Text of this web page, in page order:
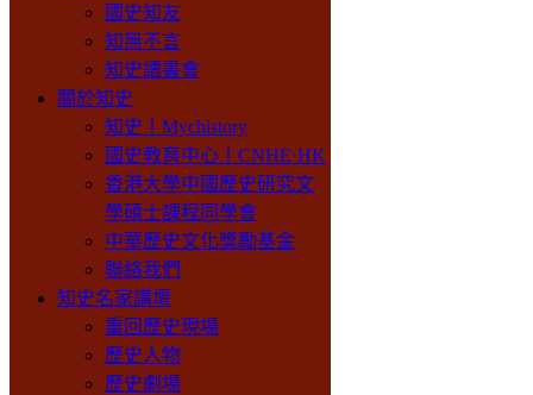
國史知友
知無不言
知史讀書會
關於知史
知史丨Mychistory
國史教育中心丨CNHE·HK
香港大學中國歷史研究文
學碩士課程同學會
中華歷史文化獎勵基金
聯絡我們
知史名家講壇
重回歷史現場
歷史人物
歷史劇場